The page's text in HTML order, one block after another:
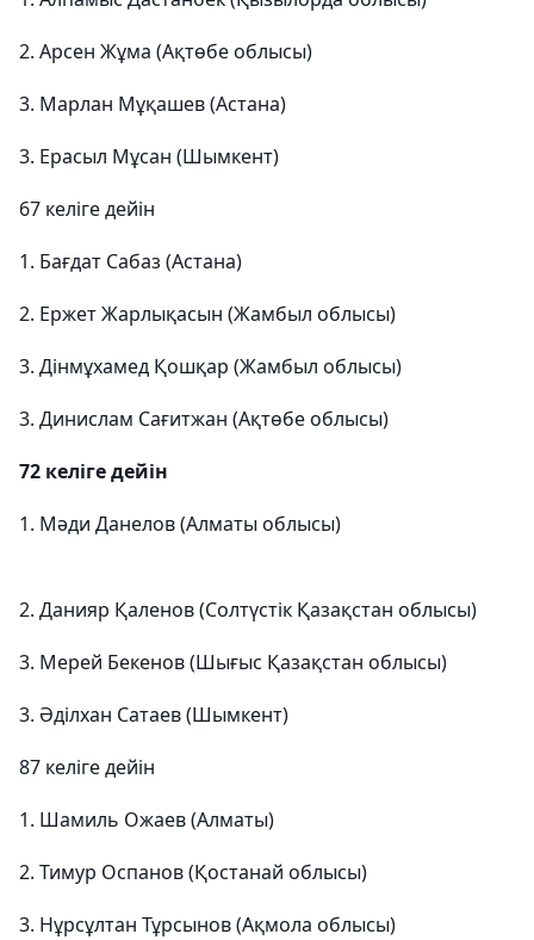
2. Арсен Жұма (Ақтөбе облысы)
3. Марлан Мұқашев (Астана)
3. Ерасыл Мұсан (Шымкент)
67 келіге дейін
1. Бағдат Сабаз (Астана)
2. Ержет Жарлықасын (Жамбыл облысы)
3. Дінмұхамед Қошқар (Жамбыл облысы)
3. Динислам Сағитжан (Ақтөбе облысы)
72 келіге дейін
1. Мәди Данелов (Алматы облысы)
2. Данияр Қаленов (Солтүстік Қазақстан облысы)
3. Мерей Бекенов (Шығыс Қазақстан облысы)
3. Әділхан Сатаев (Шымкент)
87 келіге дейін
1. Шамиль Ожаев (Алматы)
2. Тимур Оспанов (Қостанай облысы)
3. Нұрсұлтан Тұрсынов (Ақмола облысы)